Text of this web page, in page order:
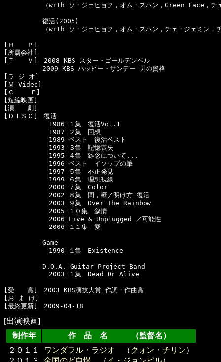
（with ソ・ジェヒョク，オム・スハン，Green Face，チェ
復活(2005)
（with ソ・ジェヒョク，オム・スハン，チェ・ジェミン，チ
[Ｈ　　Ｐ]
[所属会社]
[Ｔ　　Ｖ]　2008 KBS スター・ゴールデンベル
2009 KBS ハッピー・サンデー 男の資格
[ラ ジ オ]
[Ｍ-Video]
[Ｃ    Ｆ]
[短編映画]
[演　　劇]
[ＤＩＳＣ]　復活
1986 １集　復活Vol.1
1987 ２集　回想
1989 ベスト　復活ベスト
1993 ３集　記憶喪失
1995 ４集　雑念について...
1996 ベスト　イソップの筆
1997 ５集　不正発見
1999 ６集　理想視線
2000 ７集　Color
2002 ８集　間，壁／明け方 復活
2003 ９集　Over The Rainbow
2005 １０集　叙情
2006 Live & Unplugged ／可能性
2006 １１集　愛
Game
1990 １集　Existence
D.O.A. Guitar Project Band
2003 １集　Dead Or Alive
[受　　賞]　2003 KBS演技大賞 作詞・作曲賞
[お ま け]
[出演映画]
制作年
作 品 名 （監督名）
２０１１
２０１３
ワンダフル・ラジオ （ クォン・チリン）
全国のど自慢
（イ・ジョンピル）